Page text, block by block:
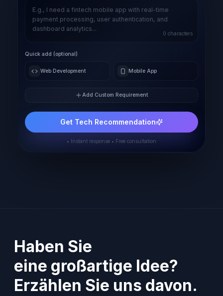
0 characters
Quick add (optional)
Web Development Mobile App
Add Custom Requirement
Get Tech Recommendation
• Instant response • Free consultation
Haben Sie
eine großartige Idee?
Erzählen Sie uns davon.